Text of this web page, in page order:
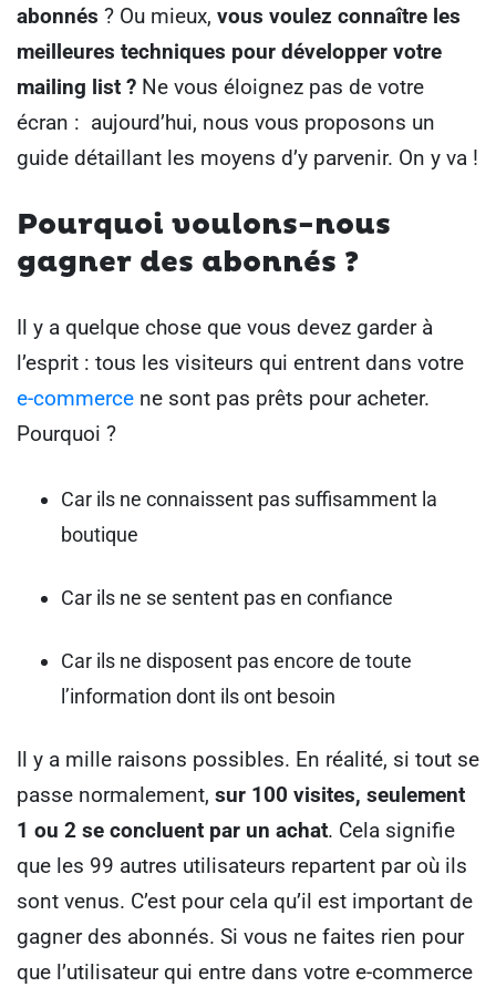
abonnés ? Ou mieux, vous voulez connaître les
meilleures techniques pour développer votre
mailing list ? Ne vous éloignez pas de votre
écran : aujourd’hui, nous vous proposons un
guide détaillant les moyens d’y parvenir. On y va !
Pourquoi voulons-nous
gagner des abonnés ?
Il y a quelque chose que vous devez garder à
l’esprit : tous les visiteurs qui entrent dans votre
e-commerce ne sont pas prêts pour acheter.
Pourquoi ?
Car ils ne connaissent pas suffisamment la
boutique
Car ils ne se sentent pas en confiance
Car ils ne disposent pas encore de toute
l’information dont ils ont besoin
Il y a mille raisons possibles. En réalité, si tout se
passe normalement, sur 100 visites, seulement
1 ou 2 se concluent par un achat. Cela signifie
que les 99 autres utilisateurs repartent par où ils
sont venus. C’est pour cela qu’il est important de
gagner des abonnés. Si vous ne faites rien pour
que l’utilisateur qui entre dans votre e-commerce